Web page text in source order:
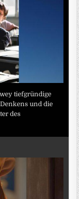
tiefgründige
und die
des